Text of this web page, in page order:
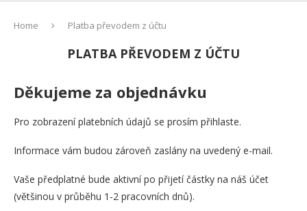
Home Platba převodem z účtu
PLATBA PŘEVODEM Z ÚČTU
Děkujeme za objednávku
Pro zobrazení platebních údajů se prosím přihlaste.
Informace vám budou zároveň zaslány na uvedený e-mail.
Vaše předplatné bude aktivní po přijetí částky na náš účet
(většinou v průběhu 1-2 pracovních dnů).